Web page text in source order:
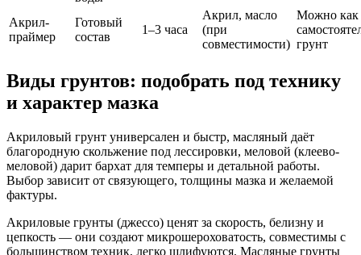
Акрил-
праймер
Готовый
состав
1–3 часа
Акрил, масло
(при
совместимости)
Можно как
грунт
Виды грунтов: подобрать под технику
и характер мазка
Акриловый грунт универсален и быстр, масляный даёт
благородную скольжение под лессировки, меловой (клеево-
меловой) дарит бархат для темперы и детальной работы.
Выбор зависит от связующего, толщины мазка и желаемой
фактуры.
Акриловые грунты (джессо) ценят за скорость, белизну и
цепкость — они создают микрошероховатость, совместимы с
большинством техник, легко шлифуются. Масляные грунты